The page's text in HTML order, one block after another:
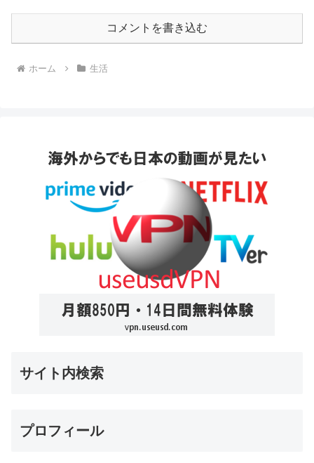
コメントを書き込む
ホーム 生活
サイト内検索
プロフィール